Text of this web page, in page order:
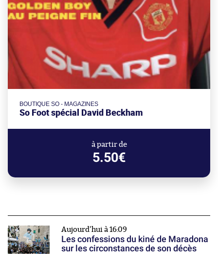
BOUTIQUE SO - MAGAZINES
So Foot spécial David Beckham
à partir de
5.50€
Aujourd'hui à 16:09
Les confessions du kiné de Maradona
sur les circonstances de son décès